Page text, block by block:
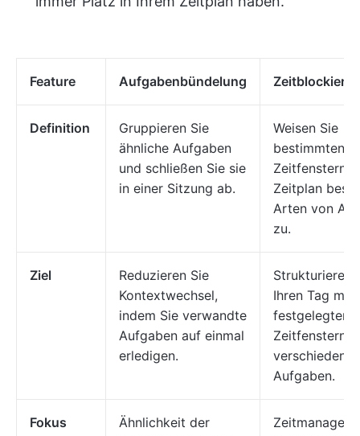
Feature Aufgabenbündelung
Definition
Gruppieren Sie
ähnliche Aufgaben
und schließen Sie sie
in einer Sitzung ab.
Weisen Sie
bestimmten
Zeitfenstern
Zeitplan
Arten von
zu.
Ziel
Reduzieren Sie
Kontextwechsel,
indem Sie verwandte
Aufgaben auf einmal
erledigen.
Strukturieren
Ihren Tag mit
festgelegten
Zeitfenstern
verschiedene
Aufgaben.
Fokus
Ähnlichkeit der